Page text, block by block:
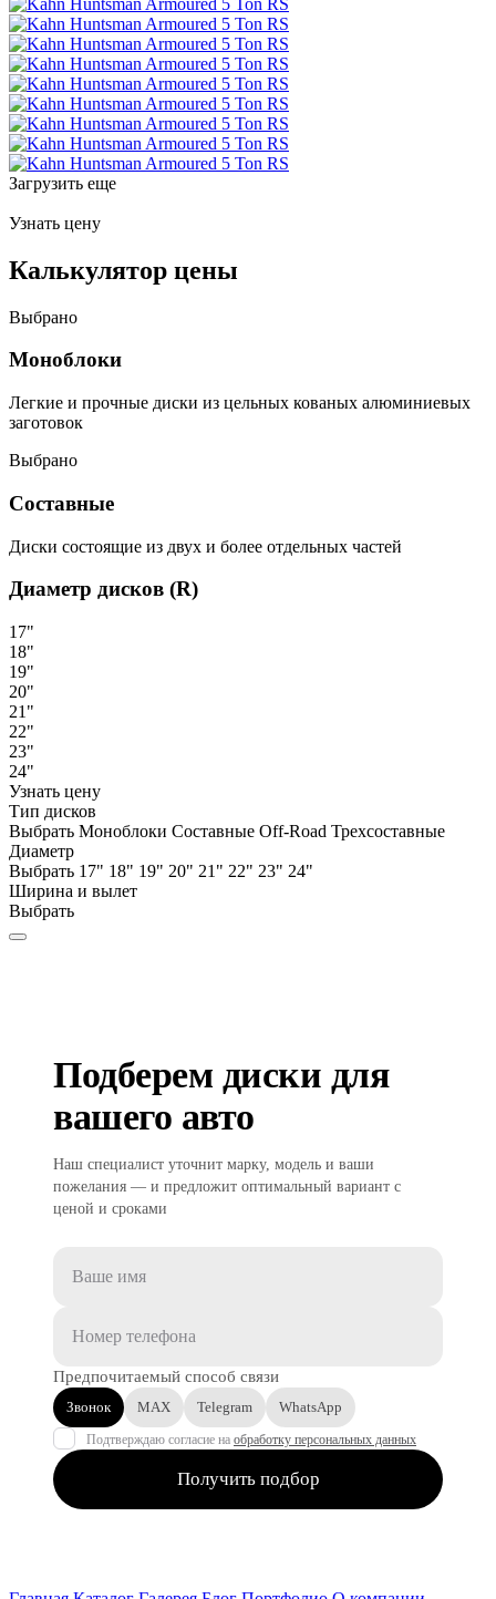
Загрузить еще
Узнать цену
Калькулятор цены
Выбрано
Моноблоки
Легкие и прочные диски из цельных кованых алюминиевых
заготовок
Выбрано
Составные
Диски состоящие из двух и более отдельных частей
Диаметр дисков (R)
17"
18"
19"
20"
21"
22"
23"
24"
Узнать цену
Тип дисков
Выбрать Моноблоки Составные Off-Road Трехсоставные
Диаметр
Выбрать 17" 18" 19" 20" 21" 22" 23" 24"
Ширина и вылет
Выбрать
Подберем диски для
вашего авто
Наш специалист уточнит марку, модель и ваши
пожелания — и предложит оптимальный вариант с
ценой и сроками
Предпочитаемый способ связи
Звонок MAX Telegram WhatsApp
Подтверждаю согласие на обработку персональных данных
Получить подбор